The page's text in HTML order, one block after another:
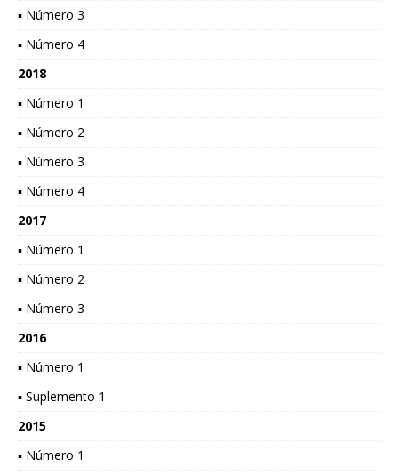
▪ Número 3
▪ Número 4
2018
▪ Número 1
▪ Número 2
▪ Número 3
▪ Número 4
2017
▪ Número 1
▪ Número 2
▪ Número 3
2016
▪ Número 1
▪ Suplemento 1
2015
▪ Número 1